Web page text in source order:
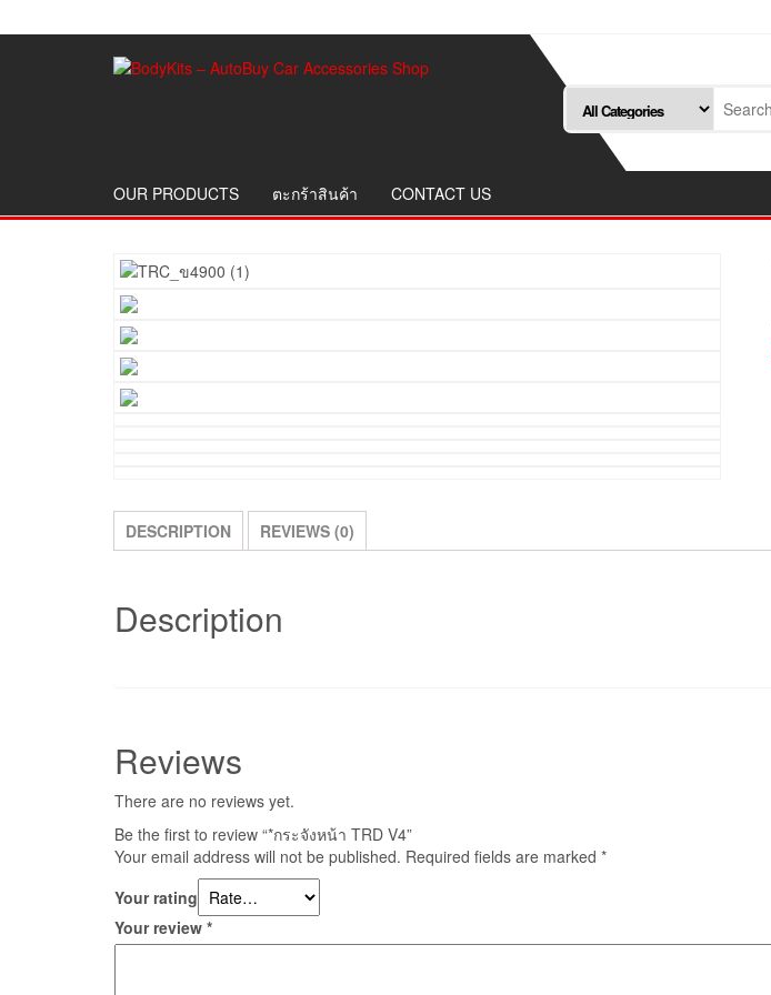
OUR PRODUCTS ตะกร้าสินค้า CONTACT US
DESCRIPTION REVIEWS (0)
Description
Reviews
There are no reviews yet.
Be the first to review “*กระจังหน้า TRD V4”
Your email address will not be published. Required fields are marked *
Your rating
Your review *